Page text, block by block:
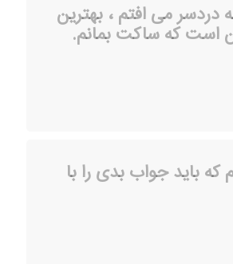
دردسر می افتم ، بهترین
است که ساکت بمانم.
که باید جواب بدی را با